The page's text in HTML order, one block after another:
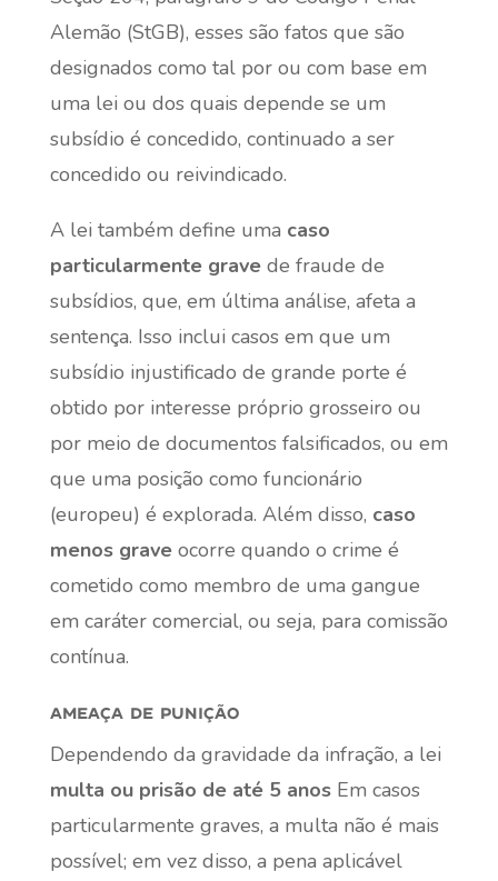
Alemão (StGB), esses são fatos que são
designados como tal por ou com base em
uma lei ou dos quais depende se um
subsídio é concedido, continuado a ser
concedido ou reivindicado.
A lei também define uma caso
particularmente gravede fraude de
subsídios, que, em última análise, afeta a
sentença. Isso inclui casos em que um
subsídio injustificado de grande porte é
obtido por interesse próprio grosseiro ou
por meio de documentos falsificados, ou em
que uma posição como funcionário
(europeu) é explorada. Além disso, caso
menos graveocorre quando o crime é
cometido como membro de uma gangue
em caráter comercial, ou seja, para comissão
contínua.
ameaça de punição
Dependendo da gravidade da infração, a lei
multa ou prisão de até 5 anosEm casos
particularmente graves, a multa não é mais
possível; em vez disso, a pena aplicável